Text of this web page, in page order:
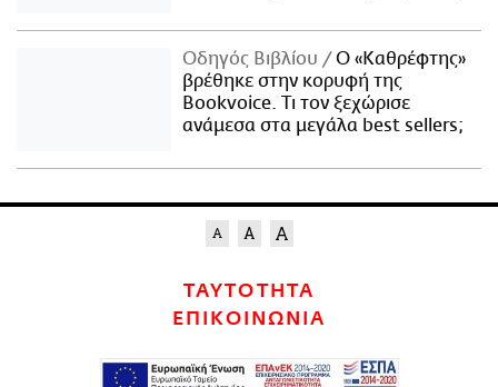
Οδηγός Βιβλίου
Ο «Καθρέφτης»
βρέθηκε στην κορυφή της
Bookvoice. Τι τον ξεχώρισε
ανάμεσα στα μεγάλα best sellers;
ΤΑΥΤΟΤΗΤΑ
ΕΠΙΚΟΙΝΩΝΙΑ